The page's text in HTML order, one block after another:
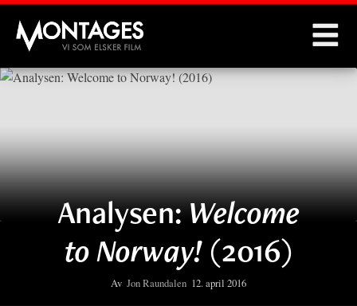
Montages
Analysen:Welcome
to Norway!(2016)
Av Jon Raundalen 12. april 2016